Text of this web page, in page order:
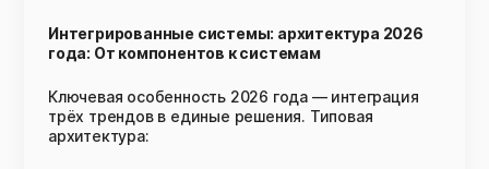
Интегрированные системы: архитектура 2026
года: От компонентов к системам
Ключевая особенность 2026 года — интеграция
трёх трендов в единые решения. Типовая
архитектура: